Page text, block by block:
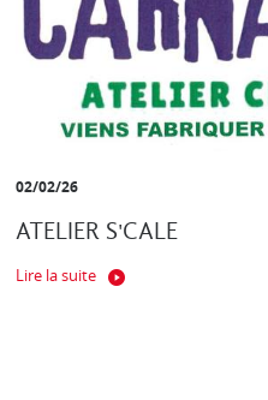
02/02/26
ATELIER S'CALE
Lire la suite